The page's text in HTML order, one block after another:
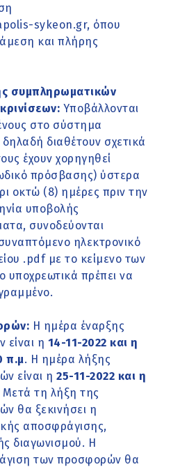
sykeon.gr, όπου
και πλήρης
συμπληρωματικών
Υποβάλλονται
στο σύστημα
διαθέτουν σχετικά
έχουν χορηγηθεί
πρόσβασης) ύστερα
οκτώ (8) ημέρες πριν την
υποβολής
συνοδεύονται
ηλεκτρονικό
.pdf με το κείμενο των
υποχρεωτικά πρέπει να
Η ημέρα έναρξης
η 14-11-2022 και η
π.μ. Η ημέρα λήξης
είναι η 25-11-2022 και η
Μετά τη λήξη της
θα ξεκινήσει η
αποσφράγισης,
διαγωνισμού. Η
των προσφορών θα